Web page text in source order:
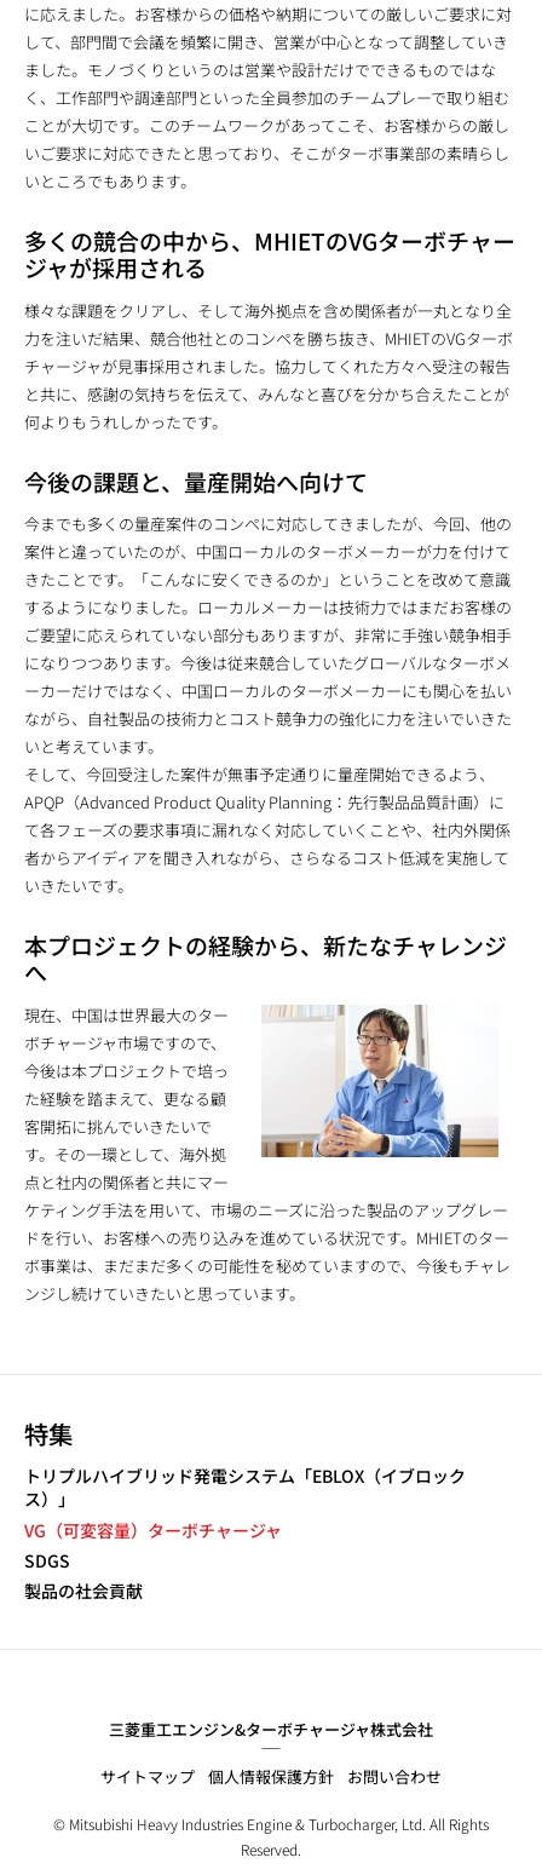
に応えました。お客様からの価格や納期についての厳しいご要求に対
して、部門間で会議を頻繁に開き、営業が中心となって調整していき
ました。モノづくりというのは営業や設計だけでできるものではな
く、工作部門や調達部門といった全員参加のチームプレーで取り組む
ことが大切です。このチームワークがあってこそ、お客様からの厳し
いご要求に対応できたと思っており、そこがターボ事業部の素晴らし
いところでもあります。
多くの競合の中から、MHIETのVGターボチャー
ジャが採用される
様々な課題をクリアし、そして海外拠点を含め関係者が一丸となり全
力を注いだ結果、競合他社とのコンペを勝ち抜き、MHIETのVGターボ
チャージャが見事採用されました。協力してくれた方々へ受注の報告
と共に、感謝の気持ちを伝えて、みんなと喜びを分かち合えたことが
何よりもうれしかったです。
今後の課題と、量産開始へ向けて
今までも多くの量産案件のコンペに対応してきましたが、今回、他の
案件と違っていたのが、中国ローカルのターボメーカーが力を付けて
きたことです。「こんなに安くできるのか」ということを改めて意識
するようになりました。ローカルメーカーは技術力ではまだお客様の
ご要望に応えられていない部分もありますが、非常に手強い競争相手
になりつつあります。今後は従来競合していたグローバルなターボメ
ーカーだけではなく、中国ローカルのターボメーカーにも関心を払い
ながら、自社製品の技術力とコスト競争力の強化に力を注いでいきた
いと考えています。
そして、今回受注した案件が無事予定通りに量産開始できるよう、
APQP（Advanced Product Quality Planning：先行製品品質計画）に
て各フェーズの要求事項に漏れなく対応していくことや、社内外関係
者からアイディアを聞き入れながら、さらなるコスト低減を実施して
いきたいです。
本プロジェクトの経験から、新たなチャレンジ
へ
現在、中国は世界最大のター
ボチャージャ市場ですので、
今後は本プロジェクトで培っ
た経験を踏まえて、更なる顧
客開拓に挑んでいきたいで
す。その一環として、海外拠
点と社内の関係者と共にマー
ケティング手法を用いて、市場のニーズに沿った製品のアップグレー
ドを行い、お客様への売り込みを進めている状況です。MHIETのター
ボ事業は、まだまだ多くの可能性を秘めていますので、今後もチャレ
ンジし続けていきたいと思っています。
特集
トリプルハイブリッド発電システム「EBLOX（イブロック
ス）」
VG（可変容量）ターボチャージャ
SDGS
製品の社会貢献
三菱重工エンジン&ターボチャージャ株式会社
サイトマップ 個人情報保護方針 お問い合わせ
© Mitsubishi Heavy Industries Engine & Turbocharger, Ltd. All Rights
Reserved.